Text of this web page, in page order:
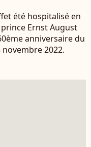
été hospitalisé en
Ernst August
anniversaire du
2022.